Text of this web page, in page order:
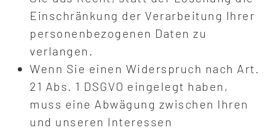
Einschränkung der Verarbeitung Ihrer
personenbezogenen Daten zu
verlangen.
Wenn Sie einen Widerspruch nach Art.
21 Abs. 1 DSGVO eingelegt haben,
muss eine Abwägung zwischen Ihren
und unseren Interessen